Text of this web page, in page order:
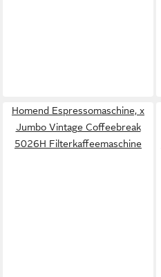
Homend Espressomaschine, x
Jumbo Vintage Coffeebreak
5026H Filterkaffeemaschine